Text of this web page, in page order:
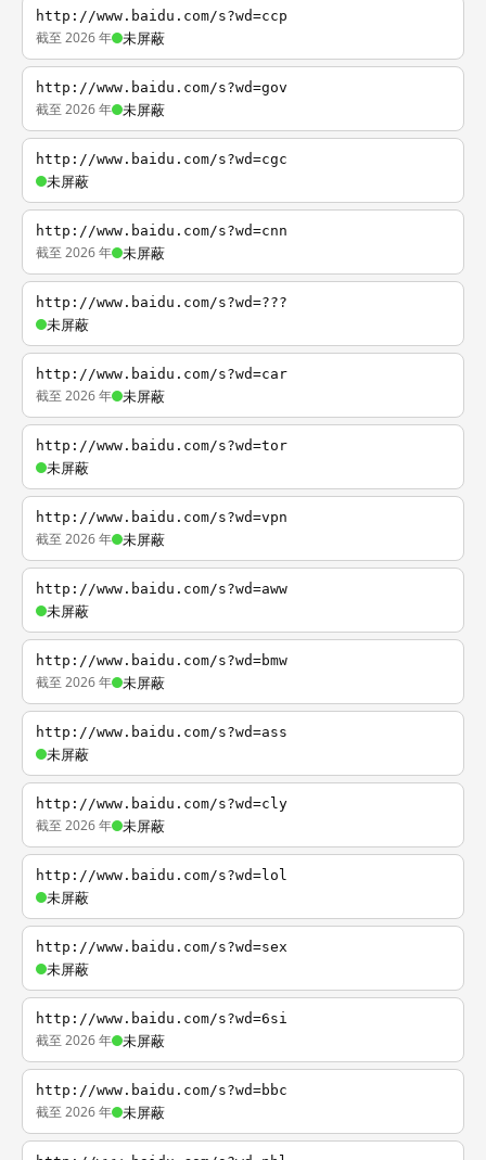
http://www.baidu.com/s?wd=ccp
截至 2026 年 未屏蔽
http://www.baidu.com/s?wd=gov
截至 2026 年 未屏蔽
http://www.baidu.com/s?wd=cgc
未屏蔽
http://www.baidu.com/s?wd=cnn
截至 2026 年 未屏蔽
http://www.baidu.com/s?wd=???
未屏蔽
http://www.baidu.com/s?wd=car
截至 2026 年 未屏蔽
http://www.baidu.com/s?wd=tor
未屏蔽
http://www.baidu.com/s?wd=vpn
截至 2026 年 未屏蔽
http://www.baidu.com/s?wd=aww
未屏蔽
http://www.baidu.com/s?wd=bmw
截至 2026 年 未屏蔽
http://www.baidu.com/s?wd=ass
未屏蔽
http://www.baidu.com/s?wd=cly
截至 2026 年 未屏蔽
http://www.baidu.com/s?wd=lol
未屏蔽
http://www.baidu.com/s?wd=sex
未屏蔽
http://www.baidu.com/s?wd=6si
截至 2026 年 未屏蔽
http://www.baidu.com/s?wd=bbc
截至 2026 年 未屏蔽